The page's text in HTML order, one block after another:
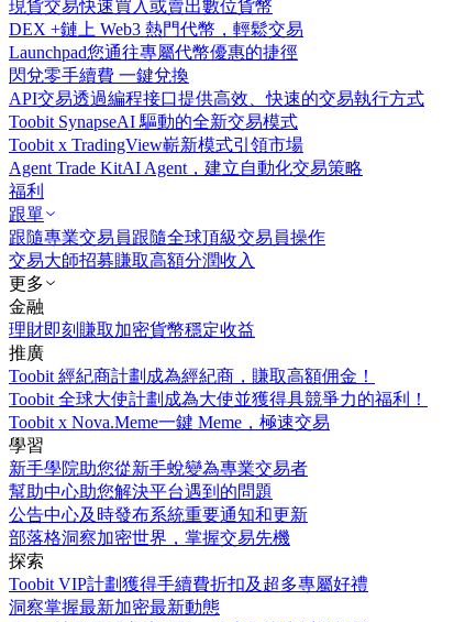
現貨交易快速買入或賣出數位貨幣
DEX +鏈上 Web3 熱門代幣，輕鬆交易
Launchpad您通往專屬代幣優惠的捷徑
閃兌零手續費 一鍵兌換
API交易透過編程接口提供高效、快速的交易執行方式
Toobit SynapseAI 驅動的全新交易模式
Toobit x TradingView嶄新模式引領市場
Agent Trade KitAI Agent，建立自動化交易策略
福利
跟單
跟隨專業交易員跟隨全球頂級交易員操作
交易大師招募賺取高額分潤收入
更多
金融
理財即刻賺取加密貨幣穩定收益
推廣
Toobit 經紀商計劃 成為經紀商，賺取高額佣金！
Toobit 全球大使計劃 成為大使並獲得具競爭力的福利！
Toobit x Nova.Meme一鍵 Meme，極速交易
學習
新手學院助您從新手蛻變為專業交易者
幫助中心助您解決平台遇到的問題
公告中心及時發布系統重要通知和更新
部落格洞察加密世界，掌握交易先機
探索
Toobit VIP計劃獲得手續費折扣及超多專屬好禮
洞察掌握最新加密最新動態